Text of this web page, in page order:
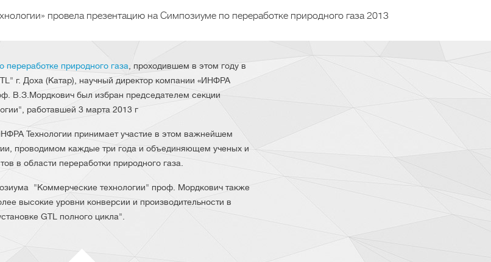
провела презентацию на Симпозиуме по переработке природного газа 2013
переработке природного газа , проходившем в этом году в
г. Доха (Катар), научный директор компании «ИНФРА
В.З.Мордкович был избран председателем секции
работавшей 3 марта 2013 г
Технологии принимает участие в этом важнейшем
проводимом каждые три года и объединяющем ученых и
в области переработки природного газа.
"Коммерческие технологии" проф. Мордкович также
высокие уровни конверсии и производительности в
GTL полного цикла".